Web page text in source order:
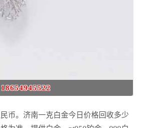
18654945522
币。济南一克白金今日价格回收多少